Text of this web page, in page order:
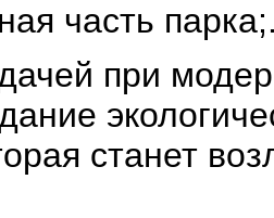
часть
при
станет